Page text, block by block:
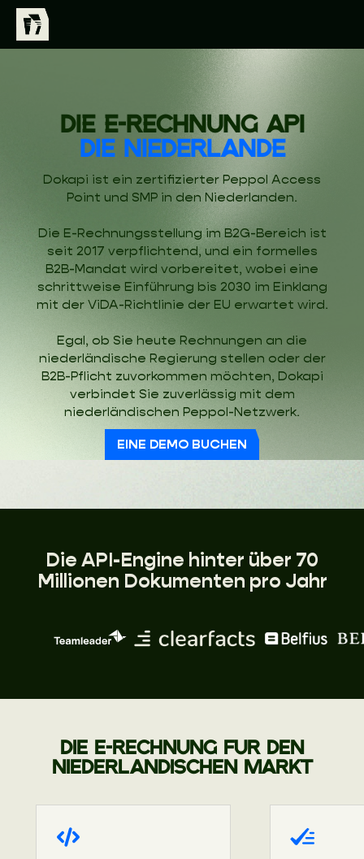
DIE E-RECHNUNG API
DIE NIEDERLANDE
Dokapi ist ein zertifizierter Peppol Access
Point und SMP in den Niederlanden.
Die E-Rechnungsstellung im B2G-Bereich ist
seit 2017 verpflichtend, und ein formelles
B2B-Mandat wird vorbereitet, wobei eine
schrittweise Einführung bis 2030 im Einklang
mit der ViDA-Richtlinie der EU erwartet wird.
Egal, ob Sie heute Rechnungen an die
niederländische Regierung stellen oder der
B2B-Pflicht zuvorkommen möchten, Dokapi
verbindet Sie zuverlässig mit dem
niederländischen Peppol-Netzwerk.
EINE DEMO BUCHEN
Die API-Engine hinter über 70
Millionen Dokumenten pro Jahr
DIE E-RECHNUNG FUR DEN
NIEDERLANDISCHEN MARKT